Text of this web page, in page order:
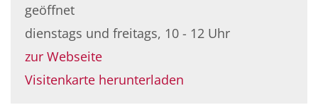
geöffnet
dienstags und freitags, 10 - 12 Uhr
zur Webseite
Visitenkarte herunterladen